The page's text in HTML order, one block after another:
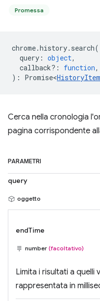
Promessa
chrome.history. search(
query : object,
callback? : function,
) : Promise<HistoryItem
Cerca nella cronologia
pagina corrispondente
PARAMETRI
query
oggetto
endTime
number (facoltativo)
Limita i risultati a quelli
rappresentata in